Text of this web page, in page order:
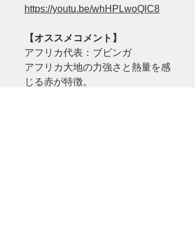
https://youtu.be/whHPLwoQlC8
【オススメコメント】
アフリカ代表：ブビンガ
アフリカ大地の力強さと熱量を感
じる赤が特徴。